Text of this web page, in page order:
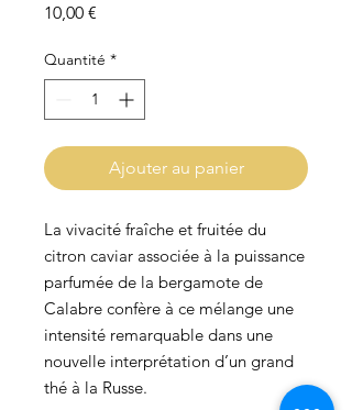
10,00 €
Quantité *
Ajouter au panier
La vivacité fraîche et fruitée du
citron caviar associée à la puissance
parfumée de la bergamote de
Calabre confère à ce mélange une
intensité remarquable dans une
nouvelle interprétation d’un grand
thé à la Russe.